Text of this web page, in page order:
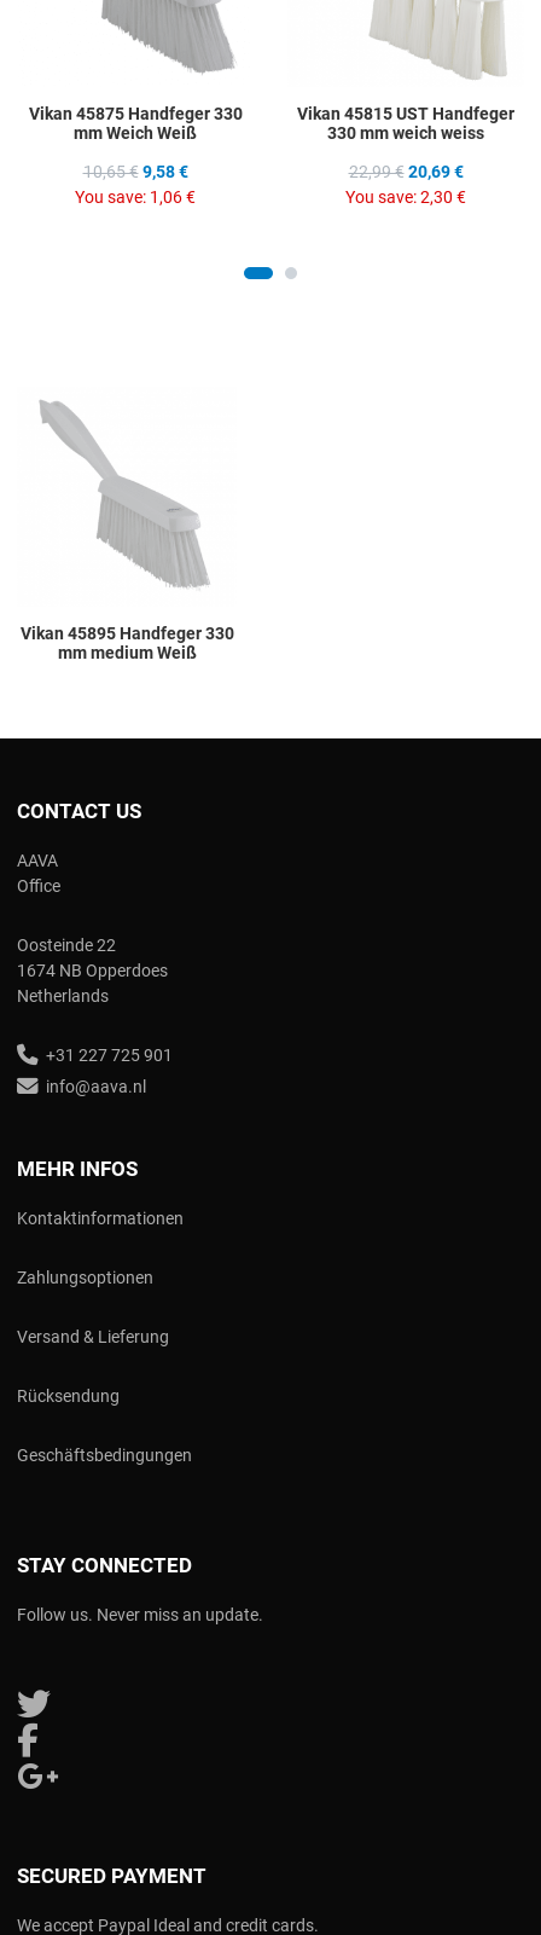
Vikan 45875 Handfeger 330
mm Weich Weiß
10,65 € 9,58 €
You save: 1,06 €
Vikan 45815 UST Handfeger
330 mm weich weiss
22,99 € 20,69 €
You save:2,30 €
Vikan 45895 Handfeger 330
mm medium Weiß
CONTACT US
AAVA
Office
Oosteinde 22
1674 NB Opperdoes
Netherlands
+31 227 725 901
info@aava.nl
MEHR INFOS
Kontaktinformationen
Zahlungsoptionen
Versand & Lieferung
Rücksendung
Geschäftsbedingungen
STAY CONNECTED
Follow us. Never miss an update.
Follow us on Twitter
SECURED PAYMENT
We accept Paypal Ideal and credit cards.